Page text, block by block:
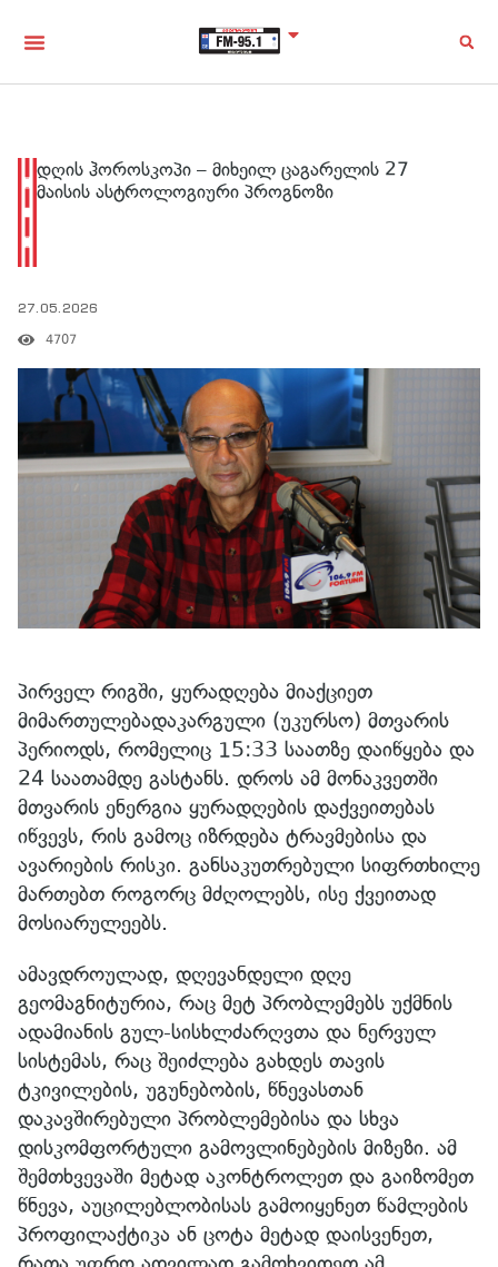
დღის ჰოროსკოპი – მიხეილ ცაგარელის 27
მაისის ასტროლოგიური პროგნოზი
27.05.2026
4707
პირველ რიგში, ყურადღება მიაქციეთ
მიმართულებადაკარგული (უკურსო) მთვარის
პერიოდს, რომელიც 15:33 საათზე დაიწყება და
24 საათამდე გასტანს. დროს ამ მონაკვეთში
მთვარის ენერგია ყურადღების დაქვეითებას
იწვევს, რის გამოც იზრდება ტრავმებისა და
ავარიების რისკი. განსაკუთრებული სიფრთხილე
მართებთ როგორც მძღოლებს, ისე ქვეითად
მოსიარულეებს.
ამავდროულად, დღევანდელი დღე
გეომაგნიტურია, რაც მეტ პრობლემებს უქმნის
ადამიანის გულ-სისხლძარღვთა და ნერვულ
სისტემას, რაც შეიძლება გახდეს თავის
ტკივილების, უგუნებობის, წნევასთან
დაკავშირებული პრობლემებისა და სხვა
დისკომფორტული გამოვლინებების მიზეზი. ამ
შემთხვევაში მეტად აკონტროლეთ და გაიზომეთ
წნევა, აუცილებლობისას გამოიყენეთ წამლების
პროფილაქტიკა ან ცოტა მეტად დაისვენეთ,